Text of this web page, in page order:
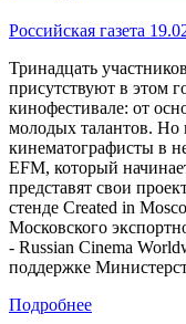
Российская газета
Тринадцать
присутствуют в этом
кинофестивале: от
молодых талантов. Но
кинематографисты в
EFM, который
представят свои
стенде Created in
Московского
- Russian Cinema
поддержке
Подробнее